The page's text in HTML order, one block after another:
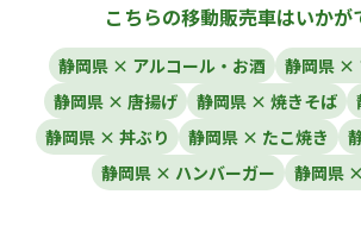
こちらの移動販売車はいかが
静岡県 × アルコール・お酒
静岡県 ×
静岡県 × 唐揚げ
静岡県 × 焼きそば
静岡県 × 丼ぶり
静岡県 × たこ焼き
静岡県 × ハンバーガー
静岡県